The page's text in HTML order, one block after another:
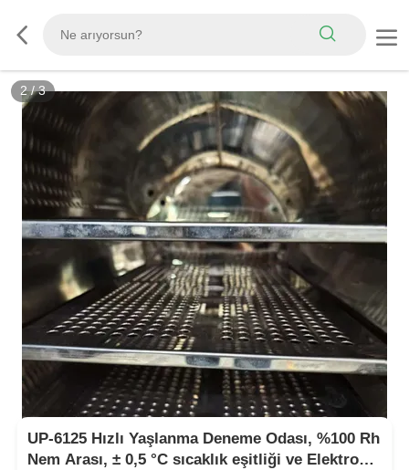
3/3
UP-6125 Hızlı Yaşlanma Deneme Odası, %100 Rh
Nem Arası, ± 0,5 °C sıcaklık eşitliği ve Elektronik